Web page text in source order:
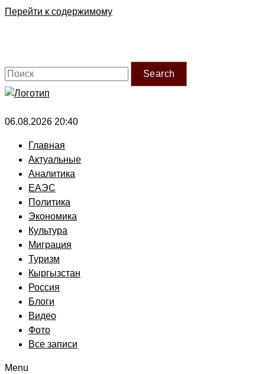
Перейти к содержимому
Search
06.08.2026 20:40
Главная
Актуальные
Аналитика
ЕАЭС
Политика
Экономика
Культура
Миграция
Туризм
Кыргызстан
Россия
Блоги
Видео
Фото
Все записи
Menu